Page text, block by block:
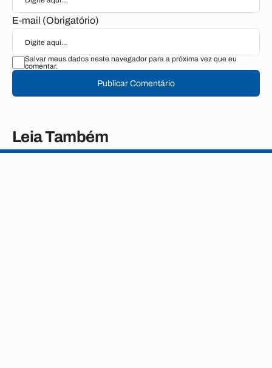
E-mail (Obrigatório)
Salvar meus dados neste navegador para a próxima vez que eu
comentar.
Publicar Comentário
Leia Também